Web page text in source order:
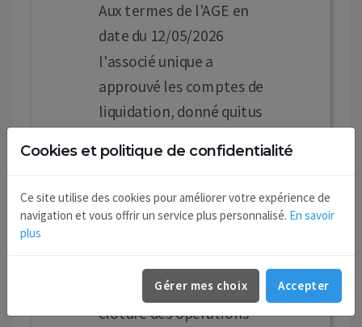
Aux termes de l'AGE en
date du 12/05/2026
l'associé unique a
approuvé les comptes de
liquidation, donné quitus
FARHAT Mohamed,
demeurant 9 Rue Saint
Ménard 89100 Paron
mandat, et constaté la
clôture des opérations
Cookies et politique de confidentialité
Ce site utilise des cookies pour améliorer votre expérience de
navigation et vous offrir un service plus personnalisé. En savoir
plus
Gérer mes choix Accepter